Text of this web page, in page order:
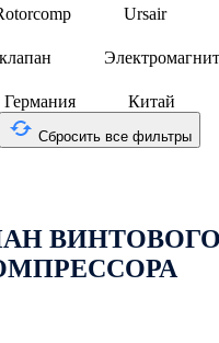
Ursair
Германия Китай
Сбросить все фильтры
ВИНТОВОГО